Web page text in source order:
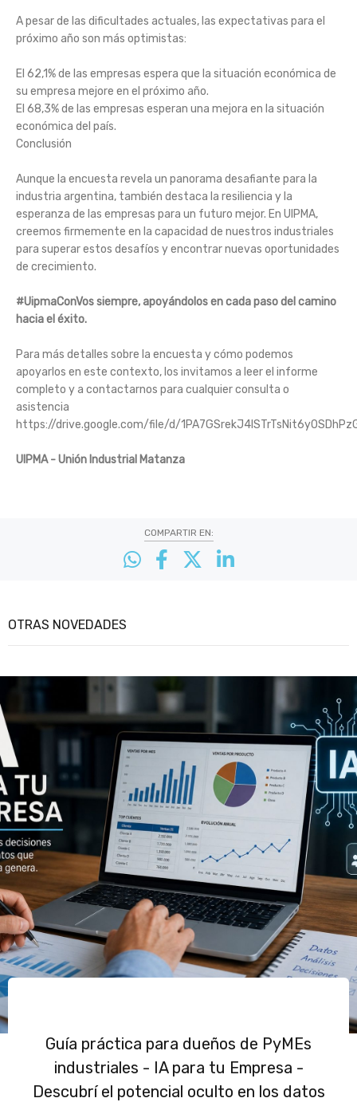
A pesar de las dificultades actuales, las expectativas para el
próximo año son más optimistas:
El 62,1% de las empresas espera que la situación económica de
su empresa mejore en el próximo año.
El 68,3% de las empresas esperan una mejora en la situación
económica del país.
Conclusión
Aunque la encuesta revela un panorama desafiante para la
industria argentina, también destaca la resiliencia y la
esperanza de las empresas para un futuro mejor. En UIPMA,
creemos firmemente en la capacidad de nuestros industriales
para superar estos desafíos y encontrar nuevas oportunidades
de crecimiento.
#UipmaConVos siempre, apoyándolos en cada paso del camino
hacia el éxito.
Para más detalles sobre la encuesta y cómo podemos
apoyarlos en este contexto, los invitamos a leer el informe
completo y a contactarnos para cualquier consulta o
asistencia
https://drive.google.com/file/d/
UIPMA - Unión Industrial Matanza
COMPARTIR EN:
OTRAS NOVEDADES
Guía práctica para dueños de PyMEs
industriales - IA para tu Empresa -
Descubrí el potencial oculto en los datos